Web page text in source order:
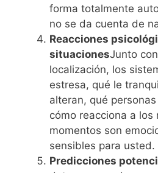
forma totalmente
no se da cuenta de
Reacciones
situacionesJunto
localización, los
estresa, qué le
alteran, qué
cómo reacciona a los
momentos son
sensibles para usted.
Predicciones